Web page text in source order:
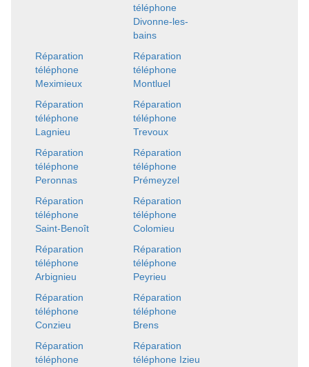
téléphone
Divonne-les-
bains
Réparation
téléphone
Meximieux
Réparation
téléphone
Montluel
Réparation
téléphone
Lagnieu
Réparation
téléphone
Trevoux
Réparation
téléphone
Peronnas
Réparation
téléphone
Prémeyzel
Réparation
téléphone
Saint-Benoît
Réparation
téléphone
Colomieu
Réparation
téléphone
Arbignieu
Réparation
téléphone
Peyrieu
Réparation
téléphone
Conzieu
Réparation
téléphone
Brens
Réparation
téléphone
Réparation
téléphone Izieu